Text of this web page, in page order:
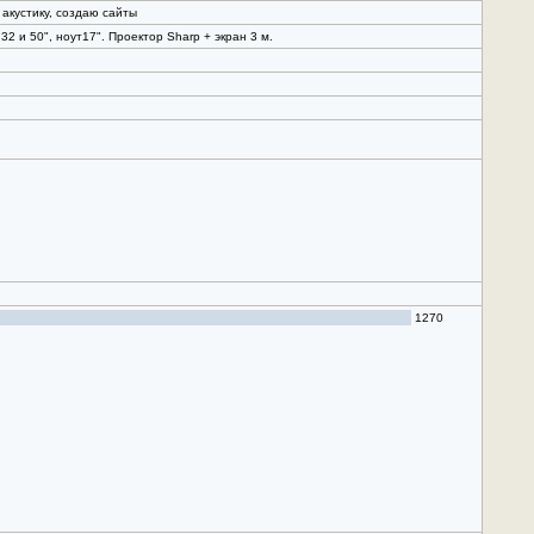
создаю сайты
и 50", ноут17". Проектор Sharp + экран 3 м.
1270